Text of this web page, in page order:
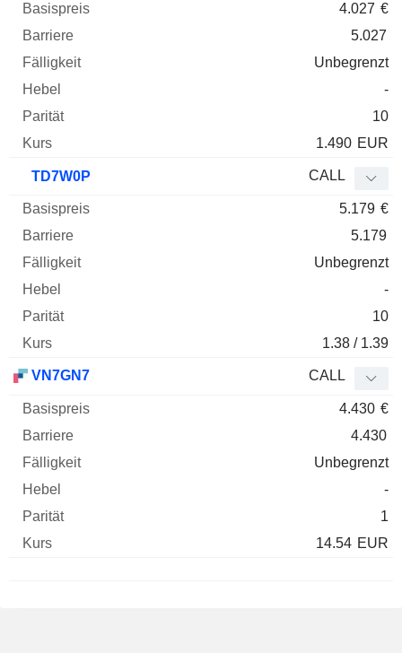
4.027 €
5.027
Unbegrenzt
-
10
1.490 EUR
TD7W0P CALL
5.179 €
5.179
Unbegrenzt
-
10
1.38 / 1.39
VN7GN7 CALL
4.430 €
4.430
Unbegrenzt
-
1
14.54 EUR